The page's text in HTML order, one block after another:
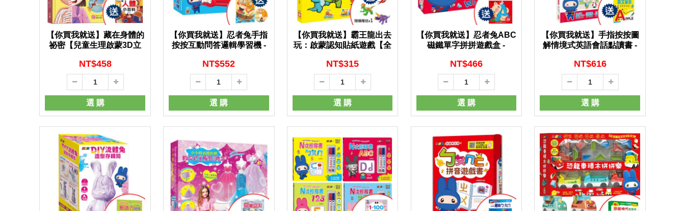
【你買我就送】藏在身體的
祕密【兒童生理啟蒙3D立
NT$458
選 購
【你買我就送】忍者兔手指
按按互動問答邏輯學習機 -
NT$552
選 購
【你買我就送】霸王龍出去
玩：啟蒙認知貼紙遊戲【全
NT$315
選 購
【你買我就送】忍者兔ABC
磁鐵單字拼拼遊戲盒 -
NT$466
選 購
【你買我就送】手指按按圖
解情境式英語會話點讀書 -
NT$616
選 購